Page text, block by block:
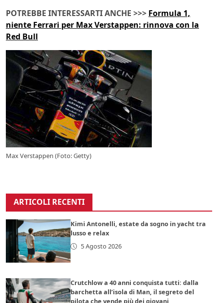
POTREBBE INTERESSARTI ANCHE >>> Formula 1,
niente Ferrari per Max Verstappen: rinnova con la
Red Bull
Max Verstappen (Foto: Getty)
ARTICOLI RECENTI
Kimi Antonelli, estate da sogno in yacht tra
lusso e relax
5 Agosto 2026
Crutchlow a 40 anni conquista tutti: dalla
barchetta all’isola di Man, il segreto del